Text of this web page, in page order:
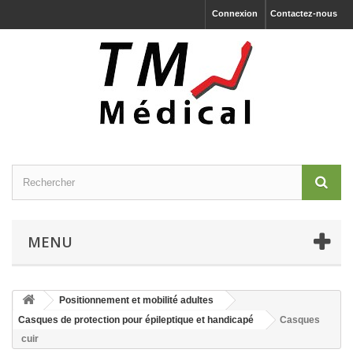
Contactez-nous
Connexion
MENU
Positionnement et mobilité adultes
Casques de protection pour épileptique et handicapé
Casques
cuir